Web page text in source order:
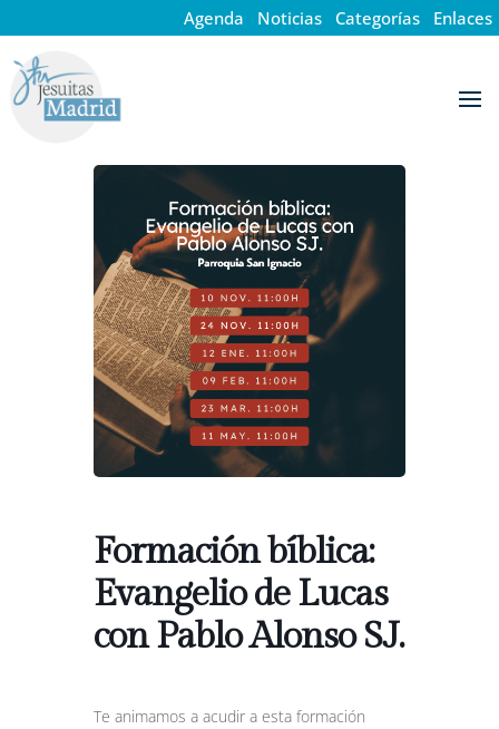
Agenda Noticias Categorías Enlaces
Formación bíblica:
Evangelio de Lucas
con Pablo Alonso SJ.
Te animamos a acudir a esta formación